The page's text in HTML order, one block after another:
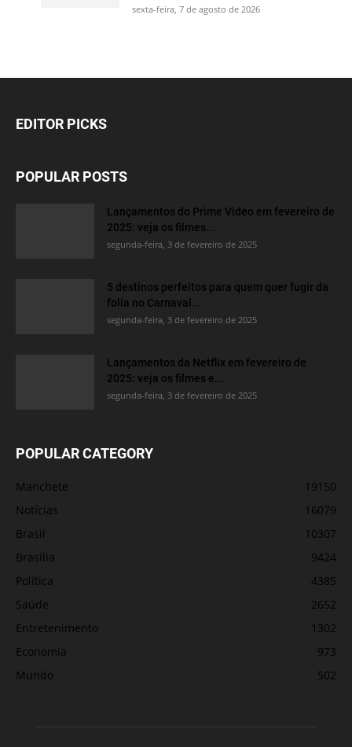
sexta-feira, 7 de agosto de 2026
EDITOR PICKS
POPULAR POSTS
Lançamentos do Prime Video em fevereiro de
2025: veja os filmes...
segunda-feira, 3 de fevereiro de 2025
5 destinos perfeitos para quem quer fugir da
folia no Carnaval...
segunda-feira, 3 de fevereiro de 2025
Lançamentos da Netflix em fevereiro de
2025: veja os filmes e...
segunda-feira, 3 de fevereiro de 2025
POPULAR CATEGORY
Manchete
19150
Notícias
16079
Brasil
10307
Brasília
9424
Política
4385
Saúde
2652
Entretenimento
1302
Economia
973
Mundo
502